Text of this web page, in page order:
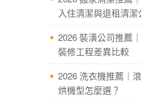
入住清潔與退租清
2026 裝潢公司推薦
裝修工程差異比較
2026 洗衣機推薦｜
烘機型怎麼選？